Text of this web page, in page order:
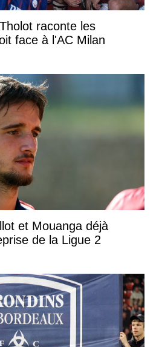
raconte les
face à l'AC Milan
et Mouanga déjà
de la Ligue 2